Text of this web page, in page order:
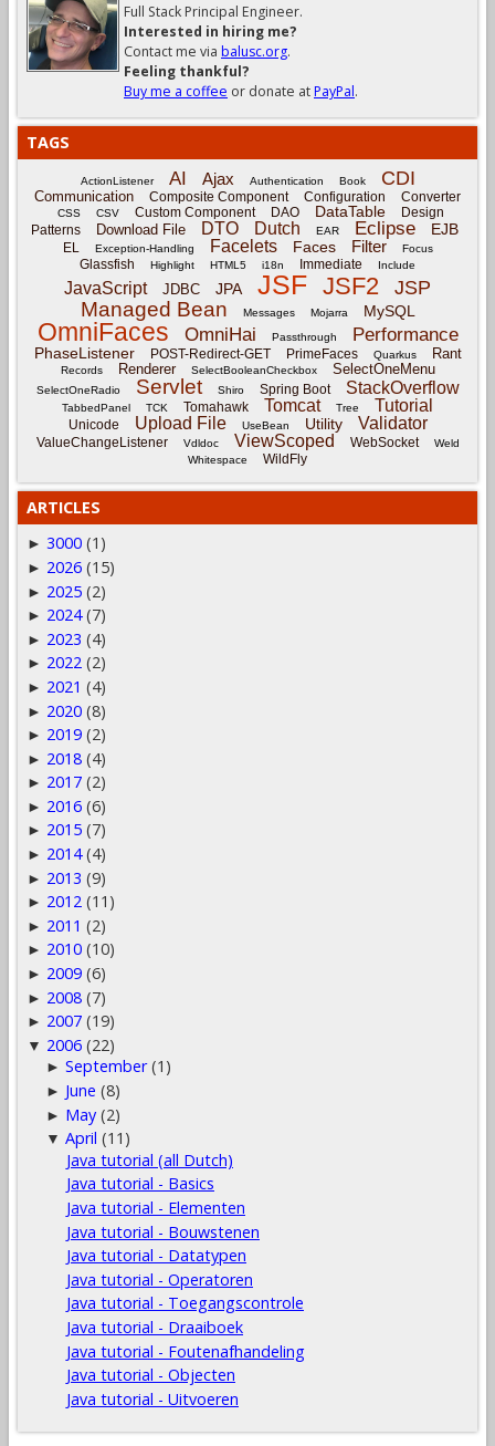
Full Stack Principal Engineer.
Interested in hiring me?
Contact me via balusc.org.
Feeling thankful?
Buy me a coffee or donate atPayPal.
TAGS
ActionListener AI Ajax Authentication Book CDI
Communication Composite Component Configuration Converter
CSS CSV Custom Component DAO DataTable
Design
Patterns
Download File DTO Dutch EAR Eclipse EJB
EL Exception-Handling Facelets Faces Filter Focus
Glassfish Highlight HTML5 i18n Immediate Include
JavaScript JDBC JPA JSF JSF2 JSP
Managed Bean Messages Mojarra MySQL
OmniFaces OmniHai Passthrough Performance
PhaseListener POST-Redirect-GET PrimeFaces Quarkus Rant
Records Renderer SelectBooleanCheckbox SelectOneMenu
SelectOneRadio Servlet Shiro Spring Boot StackOverflow
TabbedPanel TCK Tomahawk Tomcat Tree Tutorial
Unicode Upload File UseBean Utility Validator
ValueChangeListener Vdldoc ViewScoped WebSocket
Weld
Whitespace
WildFly
ARTICLES
► 3000 (1)
► 2026 (15)
► 2025 (2)
► 2024 (7)
► 2023 (4)
► 2022 (2)
► 2021 (4)
► 2020 (8)
► 2019 (2)
► 2018 (4)
► 2017 (2)
► 2016 (6)
► 2015 (7)
► 2014 (4)
► 2013 (9)
► 2012 (11)
► 2011 (2)
► 2010 (10)
► 2009 (6)
► 2008 (7)
► 2007 (19)
▼ 2006 (22)
►September (1)
► June (8)
► May (2)
▼April (11)
Java tutorial (all Dutch)
Java tutorial - Basics
Java tutorial - Elementen
Java tutorial - Bouwstenen
Java tutorial - Datatypen
Java tutorial - Operatoren
Java tutorial - Toegangscontrole
Java tutorial - Draaiboek
Java tutorial - Foutenafhandeling
Java tutorial - Objecten
Java tutorial - Uitvoeren